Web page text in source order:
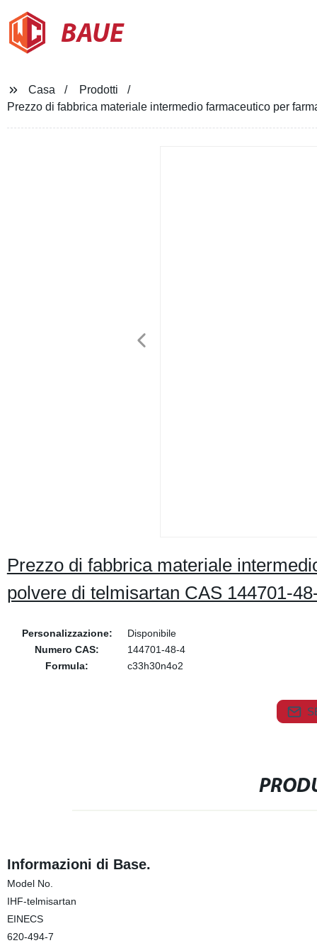
BAUE
Casa
Prodotti
Prezzo di fabbrica materiale intermedio farmaceutico per
Prezzo di fabbrica materiale
polvere di telmisartan CAS 144701-
Personalizzazione:
Disponibile
Numero CAS:
144701-48-4
Formula:
c33h30n4o2
Informazioni di Base.
Model No.
IHF-telmisartan
EINECS
620-494-7